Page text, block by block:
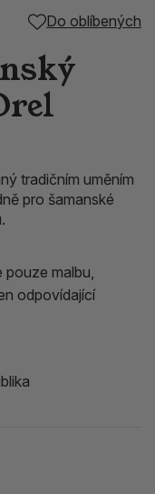
Do oblíbených
tradičním uměním
pro šamanské
pouze malbu,
odpovídající